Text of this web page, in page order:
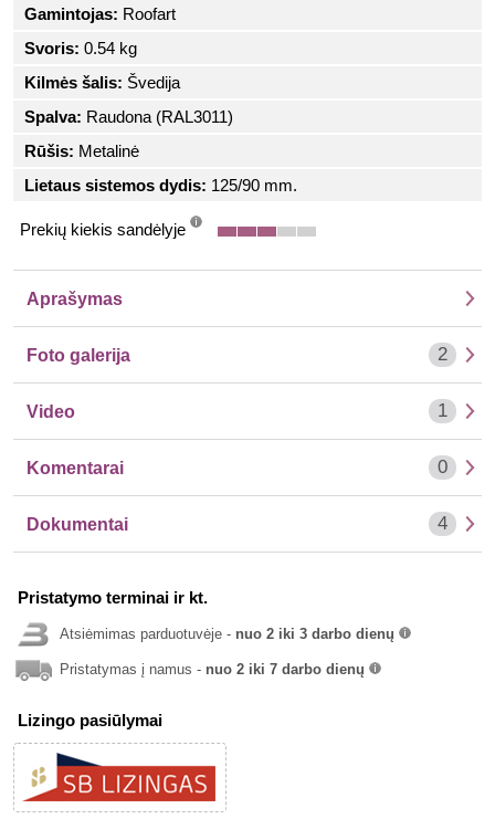
Gamintojas: Roofart
Svoris: 0.54 kg
Kilmės šalis: Švedija
Spalva: Raudona (RAL3011)
Rūšis: Metalinė
Lietaus sistemos dydis: 125/90 mm.
Prekių kiekis sandėlyje
Aprašymas
Foto galerija 2
Video 1
Komentarai 0
Dokumentai 4
Pristatymo terminai ir kt.
Atsiėmimas parduotuvėje - nuo 2 iki 3 darbo dienų
Pristatymas į namus - nuo 2 iki 7 darbo dienų
Lizingo pasiūlymai